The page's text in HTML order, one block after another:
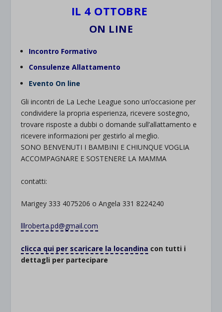
IL 4 OTTOBRE
ON LINE
Incontro Formativo
Consulenze Allattamento
Evento On line
Gli incontri de La Leche League sono un’occasione per
condividere la propria esperienza, ricevere sostegno,
trovare risposte a dubbi o domande sull’allattamento e
ricevere informazioni per gestirlo al meglio.
SONO BENVENUTI I BAMBINI E CHIUNQUE VOGLIA
ACCOMPAGNARE E SOSTENERE LA MAMMA
contatti:
Marigey 333 4075206 o Angela 331 8224240
lllroberta.pd@gmail.com
clicca qui per scaricare la locandina con tutti i
dettagli per partecipare